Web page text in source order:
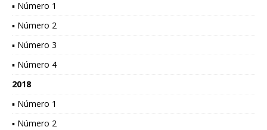
▪ Número 1
▪ Número 2
▪ Número 3
▪ Número 4
2018
▪ Número 1
▪ Número 2